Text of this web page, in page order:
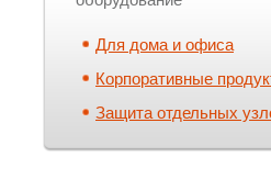
Для дома и офиса
Корпоративные
Защита отдельных